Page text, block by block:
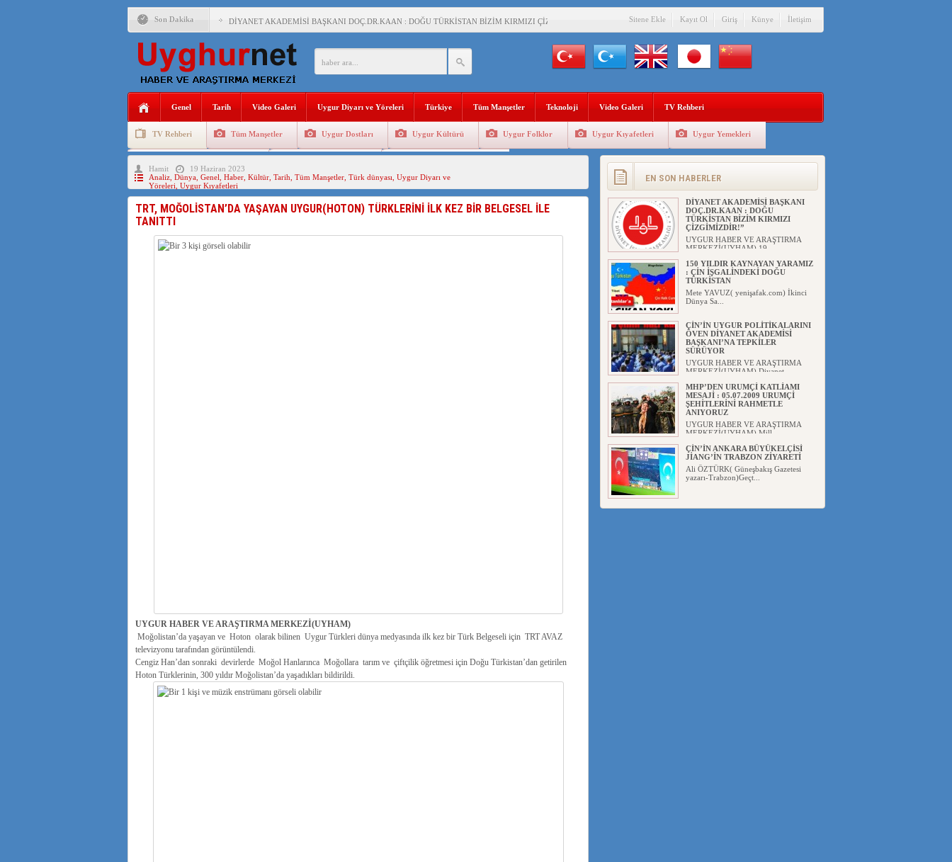
Son Dakika DİYANET AKADEMİSİ BAŞKANI DOÇ.DR.KAAN : DOĞU TÜRKİSTAN BİZİM KIRMIZI ÇİZGİMİZDİR!”
150 YILDIR KAYNAYAN YARAMIZ : ÇİN İŞGALİNDEKİ DOĞU TÜRKİSTAN
ÇİN’İN UYGUR POLİTİKALARINI ÖVEN DİYANET AKADEMİSİ BAŞKANI’NA TEPKİLER SÜRÜYOR
MHP’DEN URUMÇİ KATLİAMI MESAJİ : 05.07.2009 URUMÇİ ŞEHİTLERİNİ RAHMETLE ANIYORUZ
ÇİN’İN ANKARA BÜYÜKELÇİSİ JİANG’İN TRABZON ZİYARETİ
SAADET PARTİSİ İLÇE BAŞKANI : TEMMUZ AYI,DOĞU TÜRKİSTAN İÇİN KATLİAM AYI DEĞİLDİR !
İŞGALCİ ÇİN,DOĞU TÜRKİSTAN’DA EN AZ 143 BİN UYGUR ÇOCUĞU AİLELERİNDEN KOPARDI
AZİZANA KAŞGAR : IŞIKLAR ALTINDA BİR VİTRİN Mİ, SUSTURULMUŞBER HAFİZA Mİ?
Sitene Ekle Kayıt Ol Giriş Künye İletişim
Genel Tarih Video Galeri Uygur Diyarı ve Yöreleri Türkiye Tüm Manşetler Teknoloji Video Galeri TV Rehberi
TV Rehberi Tüm Manşetler Uygur Dostları Uygur Kültürü Uygur Folklor Uygur Kıyafetleri Uygur Yemekleri
Uygurlarda Düğün ve Cenaze
Hamit
19 Haziran 2023
Analiz, Dünya, Genel Haber, Kültür, Tarih Tüm Manşetler, Türk dünyası Uygur Diyarı ve
Yöreleri Uygur Kıyafetleri
TRT, MOĞOLİSTAN’DA YAŞAYAN UYGUR(HOTON) TÜRKLERİNİ İLK KEZ BİR BELGESEL İLE
TANITTI
UYGUR HABER VE ARAŞTIRMA MERKEZİ(UYHAM)
Moğolistan’da yaşayan ve Hoton olarak bilinen Uygur Türkleri dünya medyasında ilk kez bir Türk Belgeseli için TRT AVAZ
televizyonu tarafından görüntülendi.
Cengiz Han’dan sonraki devirlerde Moğol Hanlarınca Moğollara tarım ve çiftçilik öğretmesi için Doğu Türkistan’dan getirilen
Hoton Türklerinin, 300 yıldır Moğolistan’da yaşadıkları bildirildi.
EN SON HABERLER
DİYANET AKADEMİSİ BAŞKANI
DOÇ.DR.KAAN : DOĞU
TÜRKİSTAN BİZİM KIRMIZI
ÇİZGİMİZDİR!”
UYGUR HABER VE ARAŞTIRMA
MERKEZİ(UYHAM) 19...
150 YILDIR KAYNAYAN YARAMIZ
: ÇİN İŞGALİNDEKİ DOĞU
TÜRKİSTAN
Mete YAVUZ( yenişafak.com) İkinci
Dünya Sa...
ÇİN’İN UYGUR POLİTİKALARINI
ÖVEN DİYANET AKADEMİSİ
BAŞKANI’NA TEPKİLER
SÜRÜYOR
UYGUR HABER VE ARAŞTIRMA
MERKEZİ(UYHAM) Diyanet
MHP’DEN URUMÇİ KATLİAMI
MESAJİ : 05.07.2009 URUMÇİ
ŞEHİTLERİNİ RAHMETLE
ANIYORUZ
UYGUR HABER VE ARAŞTIRMA
MERKEZİ(UYHAM) Mill...
ÇİN’İN ANKARA BÜYÜKELÇİSİ
JİANG’İN TRABZON ZİYARETİ
Ali ÖZTÜRK( Güneşbakış Gazetesi
yazarı-Trabzon)Geçt...
İŞGALCİ ÇİN’DEN “FETİHLER